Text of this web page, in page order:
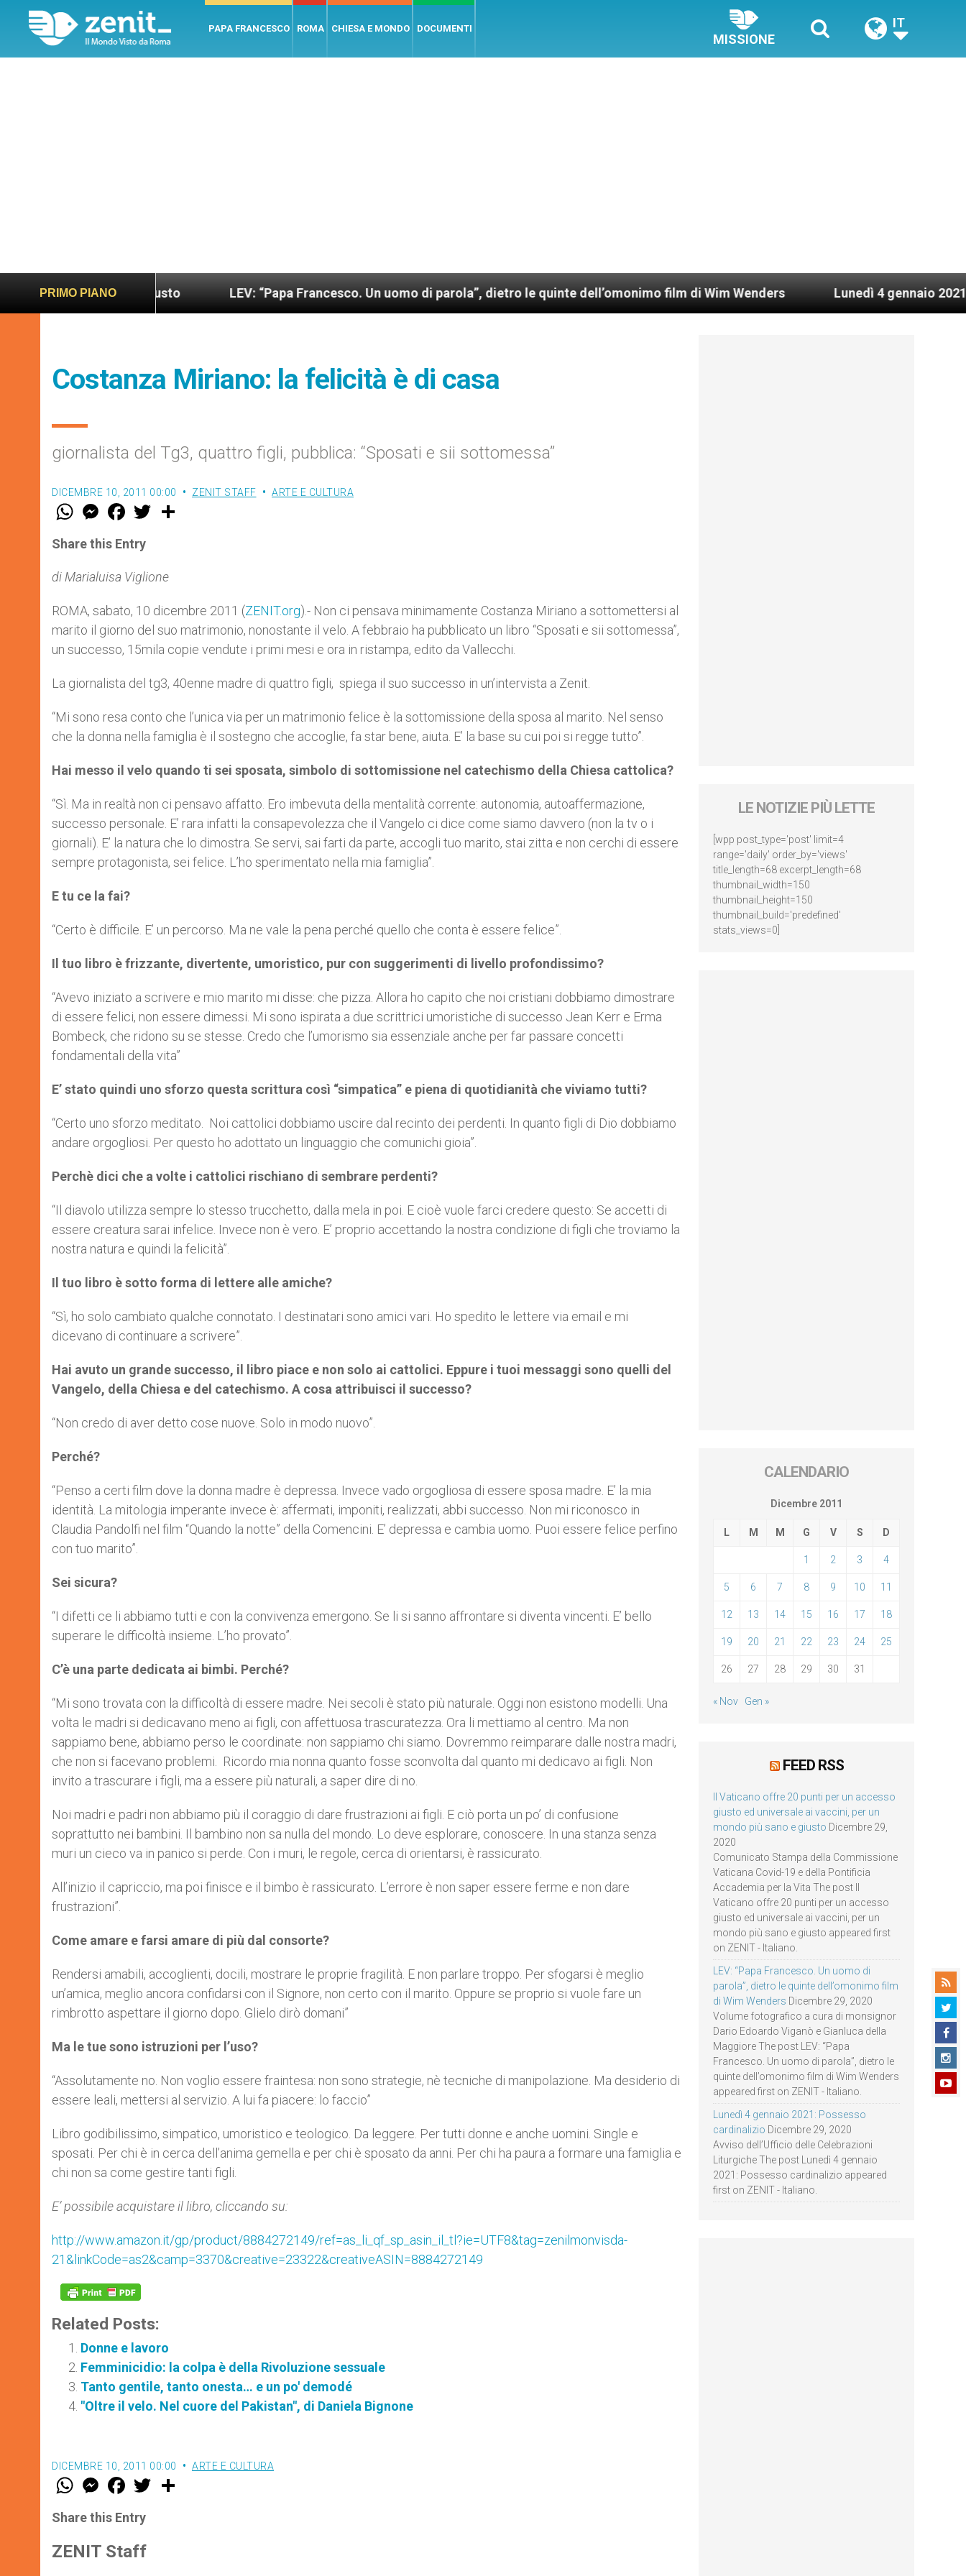
PAPA FRANCESCO ROMA CHIESA E MONDO DOCUMENTI
MISSIONE
IT
PRIMO PIANO
più sano e giusto LEV: “Papa Francesco. Un uomo di parola”, dietro le quinte dell’omonimo film di Wim Wenders Lunedì 4 gennaio 2021:
Costanza Miriano: la felicità è di casa
giornalista del Tg3, quattro figli, pubblica: “Sposati e sii sottomessa”
DICEMBRE 10, 2011 00:00 ZENIT STAFF ARTE E CULTURA
W
t
s
p
p
M
e
s
e
g
e
F
a
e
b
o
k
w
r
Share this Entry
di Marialuisa Viglione
ROMA, sabato, 10 dicembre 2011 (ZENIT.org).- Non ci pensava minimamente Costanza Miriano a sottomettersi al
marito il giorno del suo matrimonio, nonostante il velo. A febbraio ha pubblicato un libro “Sposati e sii sottomessa”,
un successo, 15mila copie vendute i primi mesi e ora in ristampa, edito da Vallecchi.
La giornalista del tg3, 40enne madre di quattro figli, spiega il suo successo in un’intervista a Zenit.
“Mi sono resa conto che l’unica via per un matrimonio felice è la sottomissione della sposa al marito. Nel senso
che la donna nella famiglia è il sostegno che accoglie, fa star bene, aiuta. E’ la base su cui poi si regge tutto”.
Hai messo il velo quando ti sei sposata, simbolo di sottomissione nel catechismo della Chiesa cattolica?
“Sì. Ma in realtà non ci pensavo affatto. Ero imbevuta della mentalità corrente: autonomia, autoaffermazione,
successo personale. E’ rara infatti la consapevolezza che il Vangelo ci dice come siamo davvero (non la tv o i
giornali). E’ la natura che lo dimostra. Se servi, sai farti da parte, accogli tuo marito, stai zitta e non cerchi di essere
sempre protagonista, sei felice. L’ho sperimentato nella mia famiglia”.
E tu ce la fai?
“Certo è difficile. E’ un percorso. Ma ne vale la pena perché quello che conta è essere felice”.
Il tuo libro è frizzante, divertente, umoristico, pur con suggerimenti di livello profondissimo?
“Avevo iniziato a scrivere e mio marito mi disse: che pizza. Allora ho capito che noi cristiani dobbiamo dimostrare
di essere felici, non essere dimessi. Mi sono ispirata a due scrittrici umoristiche di successo Jean Kerr e Erma
Bombeck, che ridono su se stesse. Credo che l’umorismo sia essenziale anche per far passare concetti
fondamentali della vita”
E’ stato quindi uno sforzo questa scrittura così “simpatica” e piena di quotidianità che viviamo tutti?
“Certo uno sforzo meditato. Noi cattolici dobbiamo uscire dal recinto dei perdenti. In quanto figli di Dio dobbiamo
andare orgogliosi. Per questo ho adottato un linguaggio che comunichi gioia”.
Perchè dici che a volte i cattolici rischiano di sembrare perdenti?
“Il diavolo utilizza sempre lo stesso trucchetto, dalla mela in poi. E cioè vuole farci credere questo: Se accetti di
essere creatura sarai infelice. Invece non è vero. E’ proprio accettando la nostra condizione di figli che troviamo la
nostra natura e quindi la felicità”.
Il tuo libro è sotto forma di lettere alle amiche?
“Sì, ho solo cambiato qualche connotato. I destinatari sono amici vari. Ho spedito le lettere via email e mi
dicevano di continuare a scrivere”.
Hai avuto un grande successo, il libro piace e non solo ai cattolici. Eppure i tuoi messaggi sono quelli del
Vangelo, della Chiesa e del catechismo. A cosa attribuisci il successo?
“Non credo di aver detto cose nuove. Solo in modo nuovo”.
Perché?
“Penso a certi film dove la donna madre è depressa. Invece vado orgogliosa di essere sposa madre. E’ la mia
identità. La mitologia imperante invece è: affermati, imponiti, realizzati, abbi successo. Non mi riconosco in
Claudia Pandolfi nel film “Quando la notte” della Comencini. E’ depressa e cambia uomo. Puoi essere felice perfino
con tuo marito”.
Sei sicura?
“I difetti ce li abbiamo tutti e con la convivenza emergono. Se li si sanno affrontare si diventa vincenti. E’ bello
superare le difficoltà insieme. L’ho provato”.
C’è una parte dedicata ai bimbi. Perché?
“Mi sono trovata con la difficoltà di essere madre. Nei secoli è stato più naturale. Oggi non esistono modelli. Una
volta le madri si dedicavano meno ai figli, con affettuosa trascuratezza. Ora li mettiamo al centro. Ma non
sappiamo bene, abbiamo perso le coordinate: non sappiamo chi siamo. Dovremmo reimparare dalle nostra madri,
che non si facevano problemi. Ricordo mia nonna quanto fosse sconvolta dal quanto mi dedicavo ai figli. Non
invito a trascurare i figli, ma a essere più naturali, a saper dire di no.
Noi madri e padri non abbiamo più il coraggio di dare frustrazioni ai figli. E ciò porta un po’ di confusione
soprattutto nei bambini. Il bambino non sa nulla del mondo. Lo deve esplorare, conoscere. In una stanza senza
muri un cieco va in panico si perde. Con i muri, le regole, cerca di orientarsi, è rassicurato.
All’inizio il capriccio, ma poi finisce e il bimbo è rassicurato. L’errore è non saper essere ferme e non dare
frustrazioni”.
Come amare e farsi amare di più dal consorte?
Rendersi amabili, accoglienti, docili, mostrare le proprie fragilità. E non parlare troppo. Per sfogarsi è meglio
un’amica, meglio ancora confidarsi con il Signore, non certo con il marito. Oppure se proprio si vuole fare un
rimbrotto aspettare il giorno dopo. Glielo dirò domani”
Ma le tue sono istruzioni per l’uso?
“Assolutamente no. Non voglio essere fraintesa: non sono strategie, nè tecniche di manipolazione. Ma desiderio di
essere leali, mettersi al servizio. A lui fa piacere: lo faccio”
Libro godibilissimo, simpatico, umoristico e teologico. Da leggere. Per tutti donne e anche uomini. Single e
sposati. Per chi è in cerca dell’anima gemella e per chi è sposato da anni. Per chi ha paura a formare una famiglia e
chi non sa come gestire tanti figli.
E’ possibile acquistare il libro, cliccando su:
http://www.amazon.it/gp/product/8884272149/ref=as_li_qf_sp_asin_il_tl?ie=UTF8&tag=zenilmonvisda-
21&linkCode=as2&camp=3370&creative=23322&creativeASIN=8884272149
Related Posts:
Donne e lavoro
Femminicidio: la colpa è della Rivoluzione sessuale
Tanto gentile, tanto onesta… e un po' demodé
"Oltre il velo. Nel cuore del Pakistan", di Daniela Bignone
DICEMBRE 10, 2011 00:00 ARTE E CULTURA
W
t
s
p
p
M
e
s
e
g
e
F
a
e
b
o
k
w
Share this Entry
ZENIT Staff
LE NOTIZIE PIÙ LETTE
[wpp post_type='post' limit=4
range='daily' order_by='views'
title_length=68 excerpt_length=68
thumbnail_width=150
thumbnail_height=150
thumbnail_build='predefined'
stats_views=0]
CALENDARIO
Dicembre 2011
L M M G V S D
1 2 3 4
5 6 7 8 9 10 11
12 13 14 15 16 17 18
19 20 21 22 23 24 25
26 27 28 29 30 31
« Nov Gen »
FEED RSS
Il Vaticano offre 20 punti per un accesso
giusto ed universale ai vaccini, per un
mondo più sano e giusto Dicembre 29,
2020
Comunicato Stampa della Commissione
Vaticana Covid-19 e della Pontificia
Accademia per la Vita The post Il
Vaticano offre 20 punti per un accesso
giusto ed universale ai vaccini, per un
mondo più sano e giusto appeared first
on ZENIT - Italiano.
LEV: “Papa Francesco. Un uomo di
parola”, dietro le quinte dell’omonimo film
di Wim Wenders Dicembre 29, 2020
Volume fotografico a cura di monsignor
Dario Edoardo Viganò e Gianluca della
Maggiore The post LEV: “Papa
Francesco. Un uomo di parola”, dietro le
quinte dell’omonimo film di Wim Wenders
appeared first on ZENIT - Italiano.
Lunedì 4 gennaio 2021: Possesso
cardinalizio Dicembre 29, 2020
Avviso dell’Ufficio delle Celebrazioni
Liturgiche The post Lunedì 4 gennaio
2021: Possesso cardinalizio appeared
first on ZENIT - Italiano.